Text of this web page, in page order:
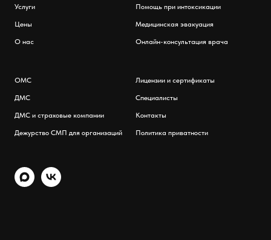
Услуги
Цены
О нас
Помощь при интоксикации
Медицинская эвакуация
Онлайн-консультация врача
ОМС
ДМС
ДМС и страховые компании
Дежурство СМП для организаций
Лицензии и сертификаты
Специалисты
Контакты
Политика приватности